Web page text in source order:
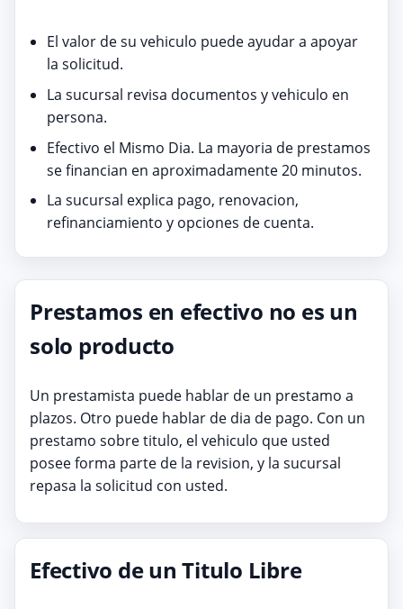
El valor de su vehiculo puede ayudar a apoyar
la solicitud.
La sucursal revisa documentos y vehiculo en
persona.
Efectivo el Mismo Dia. La mayoria de prestamos
se financian en aproximadamente 20 minutos.
La sucursal explica pago, renovacion,
refinanciamiento y opciones de cuenta.
Prestamos en efectivo no es un
solo producto
Un prestamista puede hablar de un prestamo a
plazos. Otro puede hablar de dia de pago. Con un
prestamo sobre titulo, el vehiculo que usted
posee forma parte de la revision, y la sucursal
repasa la solicitud con usted.
Efectivo de un Titulo Libre